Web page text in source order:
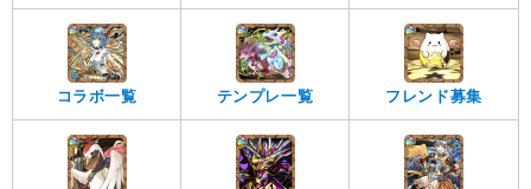
コラボ一覧 テンプレ一覧 フレンド募集